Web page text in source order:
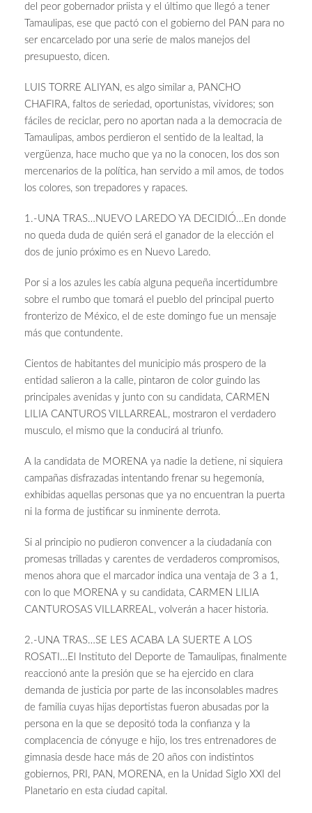
del peor gobernador priista y el último que llegó a tener
Tamaulipas, ese que pactó con el gobierno del PAN para no
ser encarcelado por una serie de malos manejos del
presupuesto, dicen.
LUIS TORRE ALIYAN, es algo similar a, PANCHO
CHAFIRA, faltos de seriedad, oportunistas, vividores; son
fáciles de reciclar, pero no aportan nada a la democracia de
Tamaulipas, ambos perdieron el sentido de la lealtad, la
vergüenza, hace mucho que ya no la conocen, los dos son
mercenarios de la política, han servido a mil amos, de todos
los colores, son trepadores y rapaces.
1.-UNA TRAS…NUEVO LAREDO YA DECIDIÓ…En donde
no queda duda de quién será el ganador de la elección el
dos de junio próximo es en Nuevo Laredo.
Por si a los azules les cabía alguna pequeña incertidumbre
sobre el rumbo que tomará el pueblo del principal puerto
fronterizo de México, el de este domingo fue un mensaje
más que contundente.
Cientos de habitantes del municipio más prospero de la
entidad salieron a la calle, pintaron de color guindo las
principales avenidas y junto con su candidata, CARMEN
LILIA CANTUROS VILLARREAL, mostraron el verdadero
musculo, el mismo que la conducirá al triunfo.
A la candidata de MORENA ya nadie la detiene, ni siquiera
campañas disfrazadas intentando frenar su hegemonía,
exhibidas aquellas personas que ya no encuentran la puerta
ni la forma de justificar su inminente derrota.
Si al principio no pudieron convencer a la ciudadanía con
promesas trilladas y carentes de verdaderos compromisos,
menos ahora que el marcador indica una ventaja de 3 a 1,
con lo que MORENA y su candidata, CARMEN LILIA
CANTUROSAS VILLARREAL, volverán a hacer historia.
2.-UNA TRAS…SE LES ACABA LA SUERTE A LOS
ROSATI…El Instituto del Deporte de Tamaulipas, finalmente
reaccionó ante la presión que se ha ejercido en clara
demanda de justicia por parte de las inconsolables madres
de familia cuyas hijas deportistas fueron abusadas por la
persona en la que se depositó toda la confianza y la
complacencia de cónyuge e hijo, los tres entrenadores de
gimnasia desde hace más de 20 años con indistintos
gobiernos, PRI, PAN, MORENA, en la Unidad Siglo XXI del
Planetario en esta ciudad capital.